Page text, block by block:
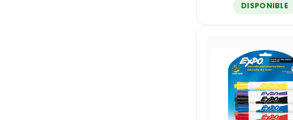
DISPONIBLE